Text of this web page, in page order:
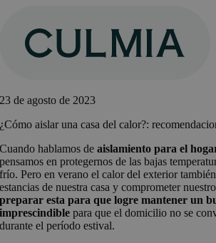
contenido
23 de agosto de 2023
¿Cómo aislar una casa del calor?:
Cuando hablamos deaislamiento para el
pensamos en protegernos de las bajas
frío. Pero en verano el calor del exterior
estancias de nuestra casa y comprometer
preparar esta para que logre mantener un
imprescindible para que el domicilio no se
durante el período estival.